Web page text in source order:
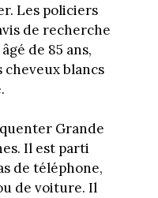
Les policiers
de recherche
de 85 ans,
cheveux blancs
Grande
Il est parti
de téléphone,
de voiture. Il